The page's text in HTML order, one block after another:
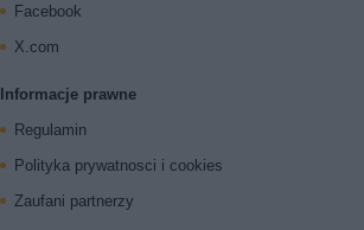
Facebook
X.com
Informacje prawne
Regulamin
Polityka prywatnosci i cookies
Zaufani partnerzy